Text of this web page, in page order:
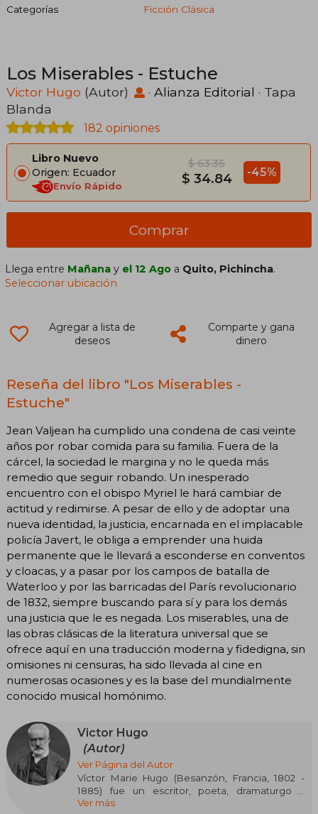
Categorías
Ficción Clásica
Los Miserables - Estuche
Victor Hugo (Autor) · Alianza Editorial · Tapa
Blanda
182 opiniones
Libro Nuevo
Origen: Ecuador
Envío Rápido
$ 63.35
$ 34.84 -45%
Comprar
Llega entre Mañana y el 12 Ago a Quito, Pichincha.
Seleccionar ubicación
Agregar a lista de
deseos
Comparte y gana
dinero
Reseña del libro "Los Miserables -
Estuche"
Jean Valjean ha cumplido una condena de casi veinte
años por robar comida para su familia. Fuera de la
cárcel, la sociedad le margina y no le queda más
remedio que seguir robando. Un inesperado
encuentro con el obispo Myriel le hará cambiar de
actitud y redimirse. A pesar de ello y de adoptar una
nueva identidad, la justicia, encarnada en el implacable
policía Javert, le obliga a emprender una huida
permanente que le llevará a esconderse en conventos
y cloacas, y a pasar por los campos de batalla de
Waterloo y por las barricadas del París revolucionario
de 1832, siempre buscando para sí y para los demás
una justicia que le es negada. Los miserables, una de
las obras clásicas de la literatura universal que se
ofrece aquí en una traducción moderna y fidedigna, sin
omisiones ni censuras, ha sido llevada al cine en
numerosas ocasiones y es la base del mundialmente
conocido musical homónimo.
Victor Hugo
(Autor)
Ver Página del Autor
Víctor Marie Hugo (Besanzón, Francia, 1802 -
1885) fue un escritor, poeta, dramaturgo y
político francés, figura central del Romanticismo
Ver más